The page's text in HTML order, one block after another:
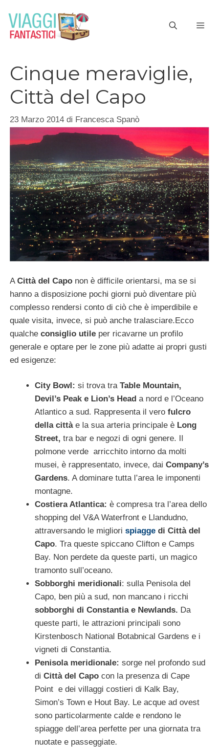
contenuto
Cinque meraviglie,
Città del Capo
23 Marzo 2014 di Francesca Spanò
A Città del Capo non è difficile orientarsi, ma se si
hanno a disposizione pochi giorni può diventare più
complesso rendersi conto di ciò che è imperdibile e
quale visita, invece, si può anche tralasciare.Ecco
qualche consiglio utile per ricavarne un profilo
generale e optare per le zone più adatte ai propri gusti
ed esigenze:
City Bowl: si trova tra Table Mountain,
Devil’s Peak e Lion’s Head a nord e l’Oceano
Atlantico a sud. Rappresenta il vero fulcro
della cittàe la sua arteria principale è Long
Street, tra bar e negozi di ogni genere. Il
polmone verde arricchito intorno da molti
musei, è rappresentato, invece, dai Company’s
Gardens. A dominare tutta l’area le imponenti
montagne.
Costiera Atlantica: è compresa tra l’area dello
shopping del V&A Waterfront e Llandudno,
attraversando le migliori spiagge di Città del
Capo. Tra queste spiccano Clifton e Camps
Bay. Non perdete da queste parti, un magico
tramonto sull’oceano.
Sobborghi meridionali: sulla Penisola del
Capo, ben più a sud, non mancano i ricchi
sobborghi di Constantia e Newlands. Da
queste parti, le attrazioni principali sono
Kirstenbosch National Botabnical Gardens e i
vigneti di Constantia.
Penisola meridionale: sorge nel profondo sud
di Città del Capo con la presenza di Cape
Point e dei villaggi costieri di Kalk Bay,
Simon’s Town e Hout Bay. Le acque ad ovest
sono particolarmente calde e rendono le
spiagge dell’area perfette per una giornata tra
nuotate e passeggiate.